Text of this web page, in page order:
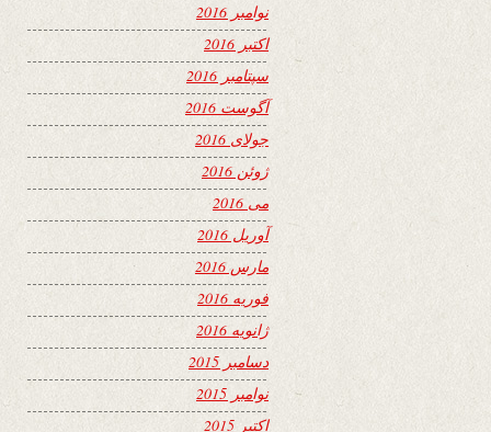
نوامبر 2016
اکتبر 2016
سپتامبر 2016
آگوست 2016
جولای 2016
ژوئن 2016
می 2016
آوریل 2016
مارس 2016
فوریه 2016
ژانویه 2016
دسامبر 2015
نوامبر 2015
اکتبر 2015